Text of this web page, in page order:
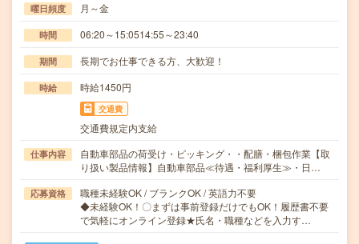
曜日頻度 月～金
時間 06:20～15:0514:55～23:40
期間 長期でお仕事できる方、大歓迎！
時給 時給1450円
交通費
交通費規定内支給
仕事内容
自動車部品の荷受け・ピッキング・・配膳・梱包作業【取
り扱い製品情報】自動車部品≪待遇・福利厚生≫・日…
応募資格
職種未経験OK / ブランクOK / 英語力不要
◆未経験OK！〇まずは事前登録だけでもOK！履歴書不要
で気軽にオンライン登録★氏名・職種などを入力す…